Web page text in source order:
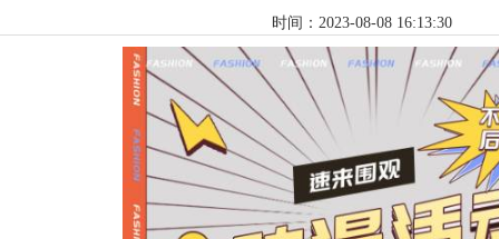
时间：2023-08-08 16:13:30